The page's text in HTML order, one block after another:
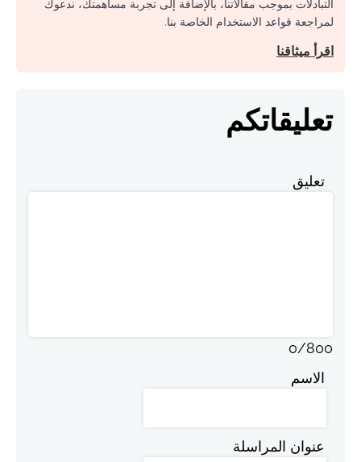
التبادلات بموجب مقالاتنا، بالإضافة إلى تجربة مساهمتك، ندعوك
لمراجعة قواعد الاستخدام الخاصة بنا.
اقرأ ميثاقنا
تعليقاتكم
تعليق
0/800
الاسم
عنوان المراسلة